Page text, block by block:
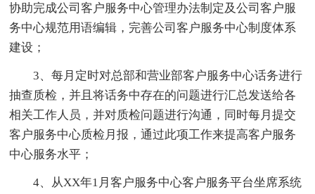
协助完成公司客户服务中心管理办法制定及公司客户服
务中心规范用语编辑，完善公司客户服务中心制度体系
建设；
3、每月定时对总部和营业部客户服务中心话务进行
抽查质检，并且将话务中存在的问题进行汇总发送给各
相关工作人员，并对质检问题进行沟通，同时每月提交
客户服务中心质检月报，通过此项工作来提高客户服务
中心服务水平；
4、从XX年1月客户服务中心客户服务平台坐席系统